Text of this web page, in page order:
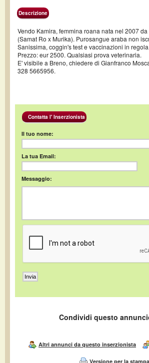
Descrizione
Vendo Kamira, femmina roana nata nel 2007
(Samat Ro x Murika). Purosangue araba non
Sanissima, coggin's test e vaccinazioni in
Prezzo: eur 2500. Qualsiasi prova veterinaria.
E' visibile a Breno, chiedere di Gianfranco
328 5665956.
Contatta l' Inserzionista
Il tuo nome:
La tua Email:
Messaggio:
Condividi questo
Altri annunci da questo inserzionista
Versione per la stampa